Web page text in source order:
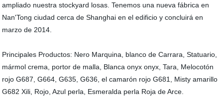
ampliado nuestra stockyard losas. Tenemos una nueva fábrica en
Nan'Tong ciudad cerca de Shanghai en el edificio y concluirá en
marzo de 2014.
Principales Productos: Nero Marquina, blanco de Carrara, Statuario,
mármol crema, portor de malla, Blanca onyx onyx, Tara, Melocotón
rojo G687, G664, G635, G636, el camarón rojo G681, Misty amarillo
G682 Xili, Rojo, Azul perla, Esmeralda perla Roja de Arce.